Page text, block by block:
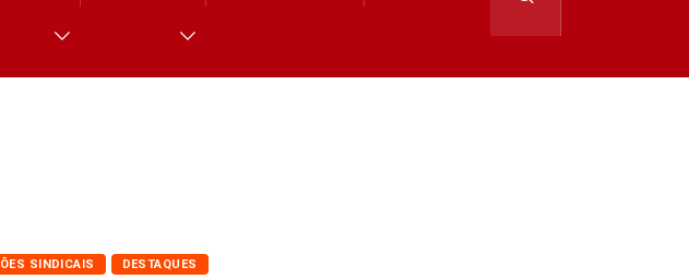
SINDICAIS DESTAQUES